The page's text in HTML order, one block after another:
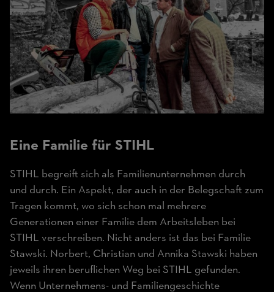
Eine Familie für STIHL
STIHL begreift sich als Familienunternehmen durch
und durch. Ein Aspekt, der auch in der Belegschaft zum
Tragen kommt, wo sich schon mal mehrere
Generationen einer Familie dem Arbeitsleben bei
STIHL verschreiben. Nicht anders ist das bei Familie
Stawski. Norbert, Christian und Annika Stawski haben
jeweils ihren beruflichen Weg bei STIHL gefunden.
Wenn Unternehmens- und Familiengeschichte